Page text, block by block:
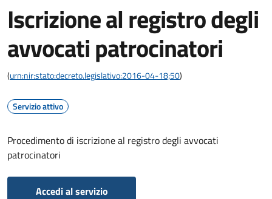
Iscrizione al registro degli
avvocati patrocinatori
(urn:nir:stato:decreto.legislativo:2016-04-18;50)
Servizio attivo
Procedimento di iscrizione al registro degli avvocati
patrocinatori
Accedi al servizio